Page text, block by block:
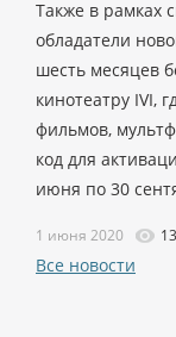
Также в рамках
обладатели
шесть месяцев
кинотеатру IVI,
фильмов,
код для
июня по 30
1 июня 2020
Все новости